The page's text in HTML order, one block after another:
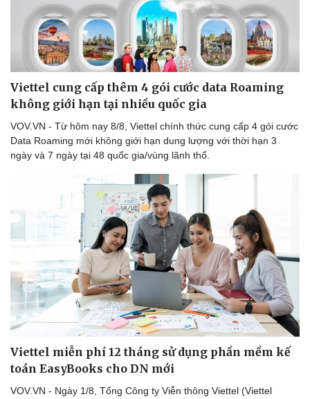
Doanh nghiệp
Thông tin doanh nghiệp
Doanh nghiệp 24h
Doanh nhân
Vì cộng đồng
Công nghệ
Sành điệu
Tin Công nghệ
Trải nghiệm
Chuyển đổi số
Viettel cung cấp thêm 4 gói cước data Roaming
không giới hạn tại nhiều quốc gia
VOV.VN - Từ hôm nay 8/8, Viettel chính thức cung cấp 4 gói cước
Data Roaming mới không giới hạn dung lượng với thời hạn 3
ngày và 7 ngày tại 48 quốc gia/vùng lãnh thổ.
Viettel miễn phí 12 tháng sử dụng phần mềm kế
toán EasyBooks cho DN mới
VOV.VN - Ngày 1/8, Tổng Công ty Viễn thông Viettel (Viettel